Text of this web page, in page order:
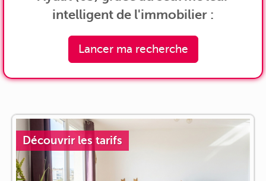
intelligent de l'immobilier :
Lancer ma recherche
Découvrir les tarifs